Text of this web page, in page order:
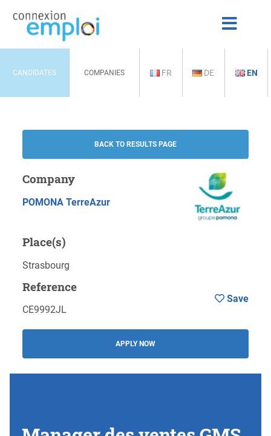
CANDIDATES COMPANIES FR DE EN
BACK TO RESULTS PAGE
Company
POMONA TerreAzur
Place(s)
Strasbourg
Reference
CE9992JL
APPLY NOW
Save